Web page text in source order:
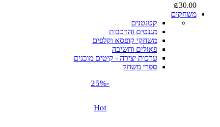
₪30.00
משחקים
קטנטנים
מגנטים והרכבות
משחקי קופסא וקלפים
פאזלים וחשיבה
ערכות יצירה - קיטים מוכנים
ספרי משחק
-25%
Hot